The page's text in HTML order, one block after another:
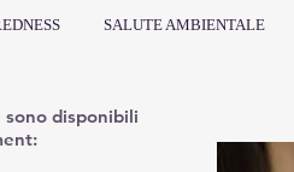
SALUTE AMBIENTALE
disponibili